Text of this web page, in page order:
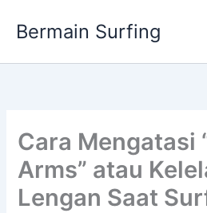
Bermain Surfing
Cara Mengatasi
Arms” atau
Lengan Saat